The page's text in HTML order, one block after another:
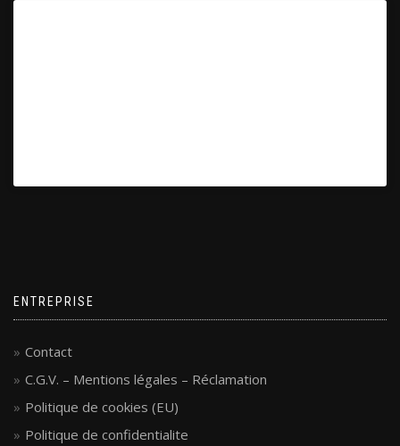
ENTREPRISE
Contact
C.G.V. – Mentions légales – Réclamation
Politique de cookies (EU)
Politique de confidentialite